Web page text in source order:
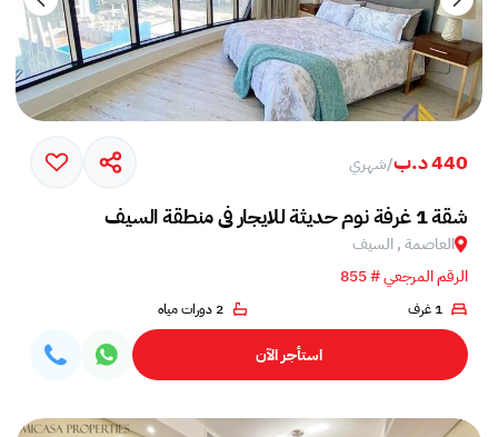
440 د.ب /شهري
شقة 1 غرفة نوم حديثة للايجار في منطقة السيف
العاصمة , السيف
الرقم المرجعي # 855
1 غرف 2 دورات مياه
استأجر الآن